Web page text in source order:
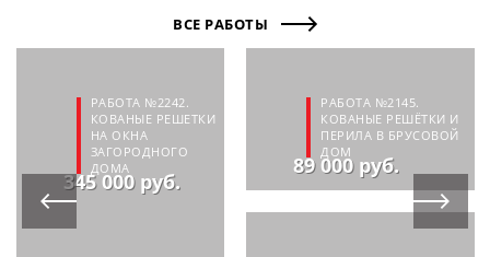
ВСЕ РАБОТЫ
РАБОТА №2242.
КОВАНЫЕ РЕШЕТКИ
НА ОКНА
ЗАГОРОДНОГО
ДОМА
345 000 руб.
РАБОТА №2145.
КОВАНЫЕ РЕШЁТКИ И
ПЕРИЛА В БРУСОВОЙ
ДОМ
89 000 руб.